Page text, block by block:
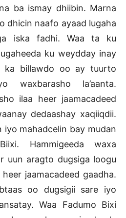
ba ismay dhiibin. Marna
dhicin naafo ayaad lugaha
iska fadhi. Waa ta ku
ku weydday inay
ka billawdo oo ay tuurto
waxbarasho la’aanta.
ilaa heer jaamacadeed
dedaashay xaqiiqdii.
iyo mahadcelin bay mudan
Hammigeeda waxa
uun aragto dugsiga loogu
jaamacadeed gaadha.
oo dugsigii sare iyo
Waa Fadumo Bixi